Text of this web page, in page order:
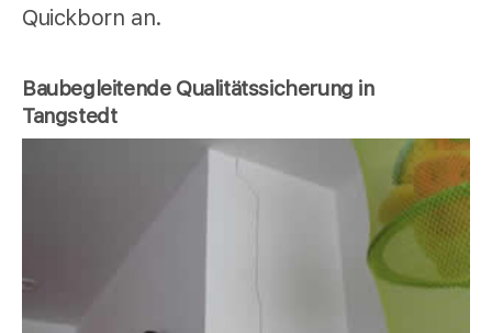
Quickborn an.
Baubegleitende Qualitätssicherung in
Tangstedt